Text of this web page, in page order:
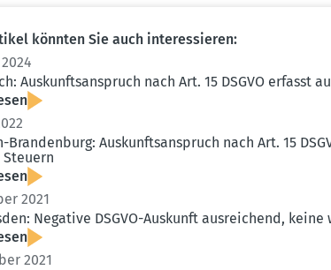
könnten Sie auch inter­es­sieren:
Auskunfts­an­spruch nach Art. 15 DSGVO erfasst
Brandenburg: Auskunfts­an­spruch nach Art. 15
2021
Negative DSGVO-Auskunft ausrei­chend,
2021